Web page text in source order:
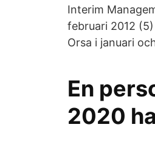
Interim
februari 2012 (5)
Orsa i januari
En
2020